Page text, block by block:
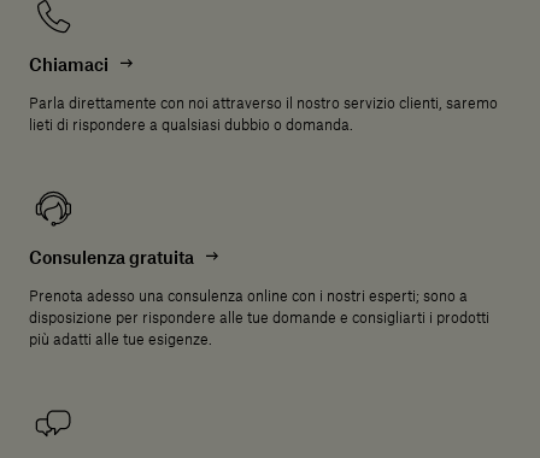
Chiamaci
Parla direttamente con noi attraverso il nostro servizio clienti, saremo
lieti di rispondere a qualsiasi dubbio o domanda.
Consulenza gratuita
Prenota adesso una consulenza online con i nostri esperti; sono a
disposizione per rispondere alle tue domande e consigliarti i prodotti
più adatti alle tue esigenze.